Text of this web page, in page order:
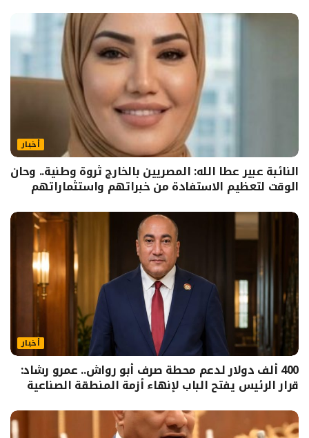
أخبار
النائبة عبير عطا الله: المصريين بالخارج ثروة وطنية.. وحان
الوقت لتعظيم الاستفادة من خبراتهم واستثماراتهم
أخبار
400 ألف دولار لدعم محطة صرف أبو رواش.. عمرو رشاد:
قرار الرئيس يفتح الباب لإنهاء أزمة المنطقة الصناعية